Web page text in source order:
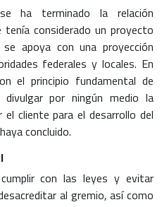
ha terminado la relación
considerado un proyecto
apoya con una proyección
federales y locales. En
el principio fundamental de
divulgar por ningún medio la
cliente para el desarrollo del
concluido.
con las leyes y evitar
al gremio, así como